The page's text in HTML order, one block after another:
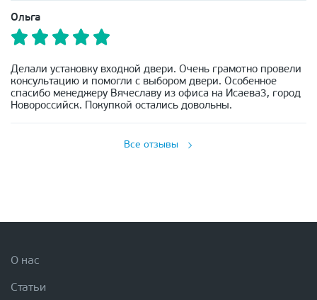
Ольга
Делали установку входной двери. Очень грамотно провели
консультацию и помогли с выбором двери. Особенное
спасибо менеджеру Вячеславу из офиса на Исаева3, город
Новороссийск. Покупкой остались довольны.
Все отзывы
О нас
Статьи